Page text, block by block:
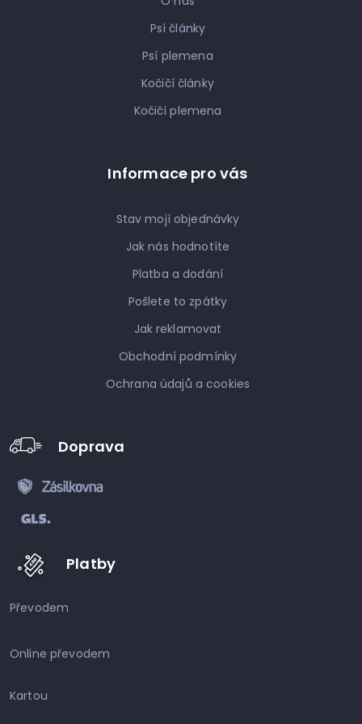
Psí články
Psí plemena
Kočičí články
Kočičí plemena
Informace pro vás
Stav mojí objednávky
Jak nás hodnotíte
Platba a dodání
Pošlete to zpátky
Jak reklamovat
Obchodní podmínky
Ochrana údajů a cookies
Doprava
Platby
Převodem
Online převodem
Kartou